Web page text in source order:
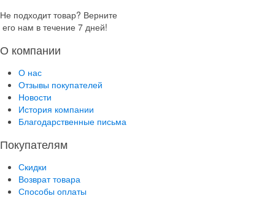
Не подходит товар? Верните
его нам в течение 7 дней!
О компании
О нас
Отзывы покупателей
Новости
История компании
Благодарственные письма
Покупателям
Скидки
Возврат товара
Способы оплаты